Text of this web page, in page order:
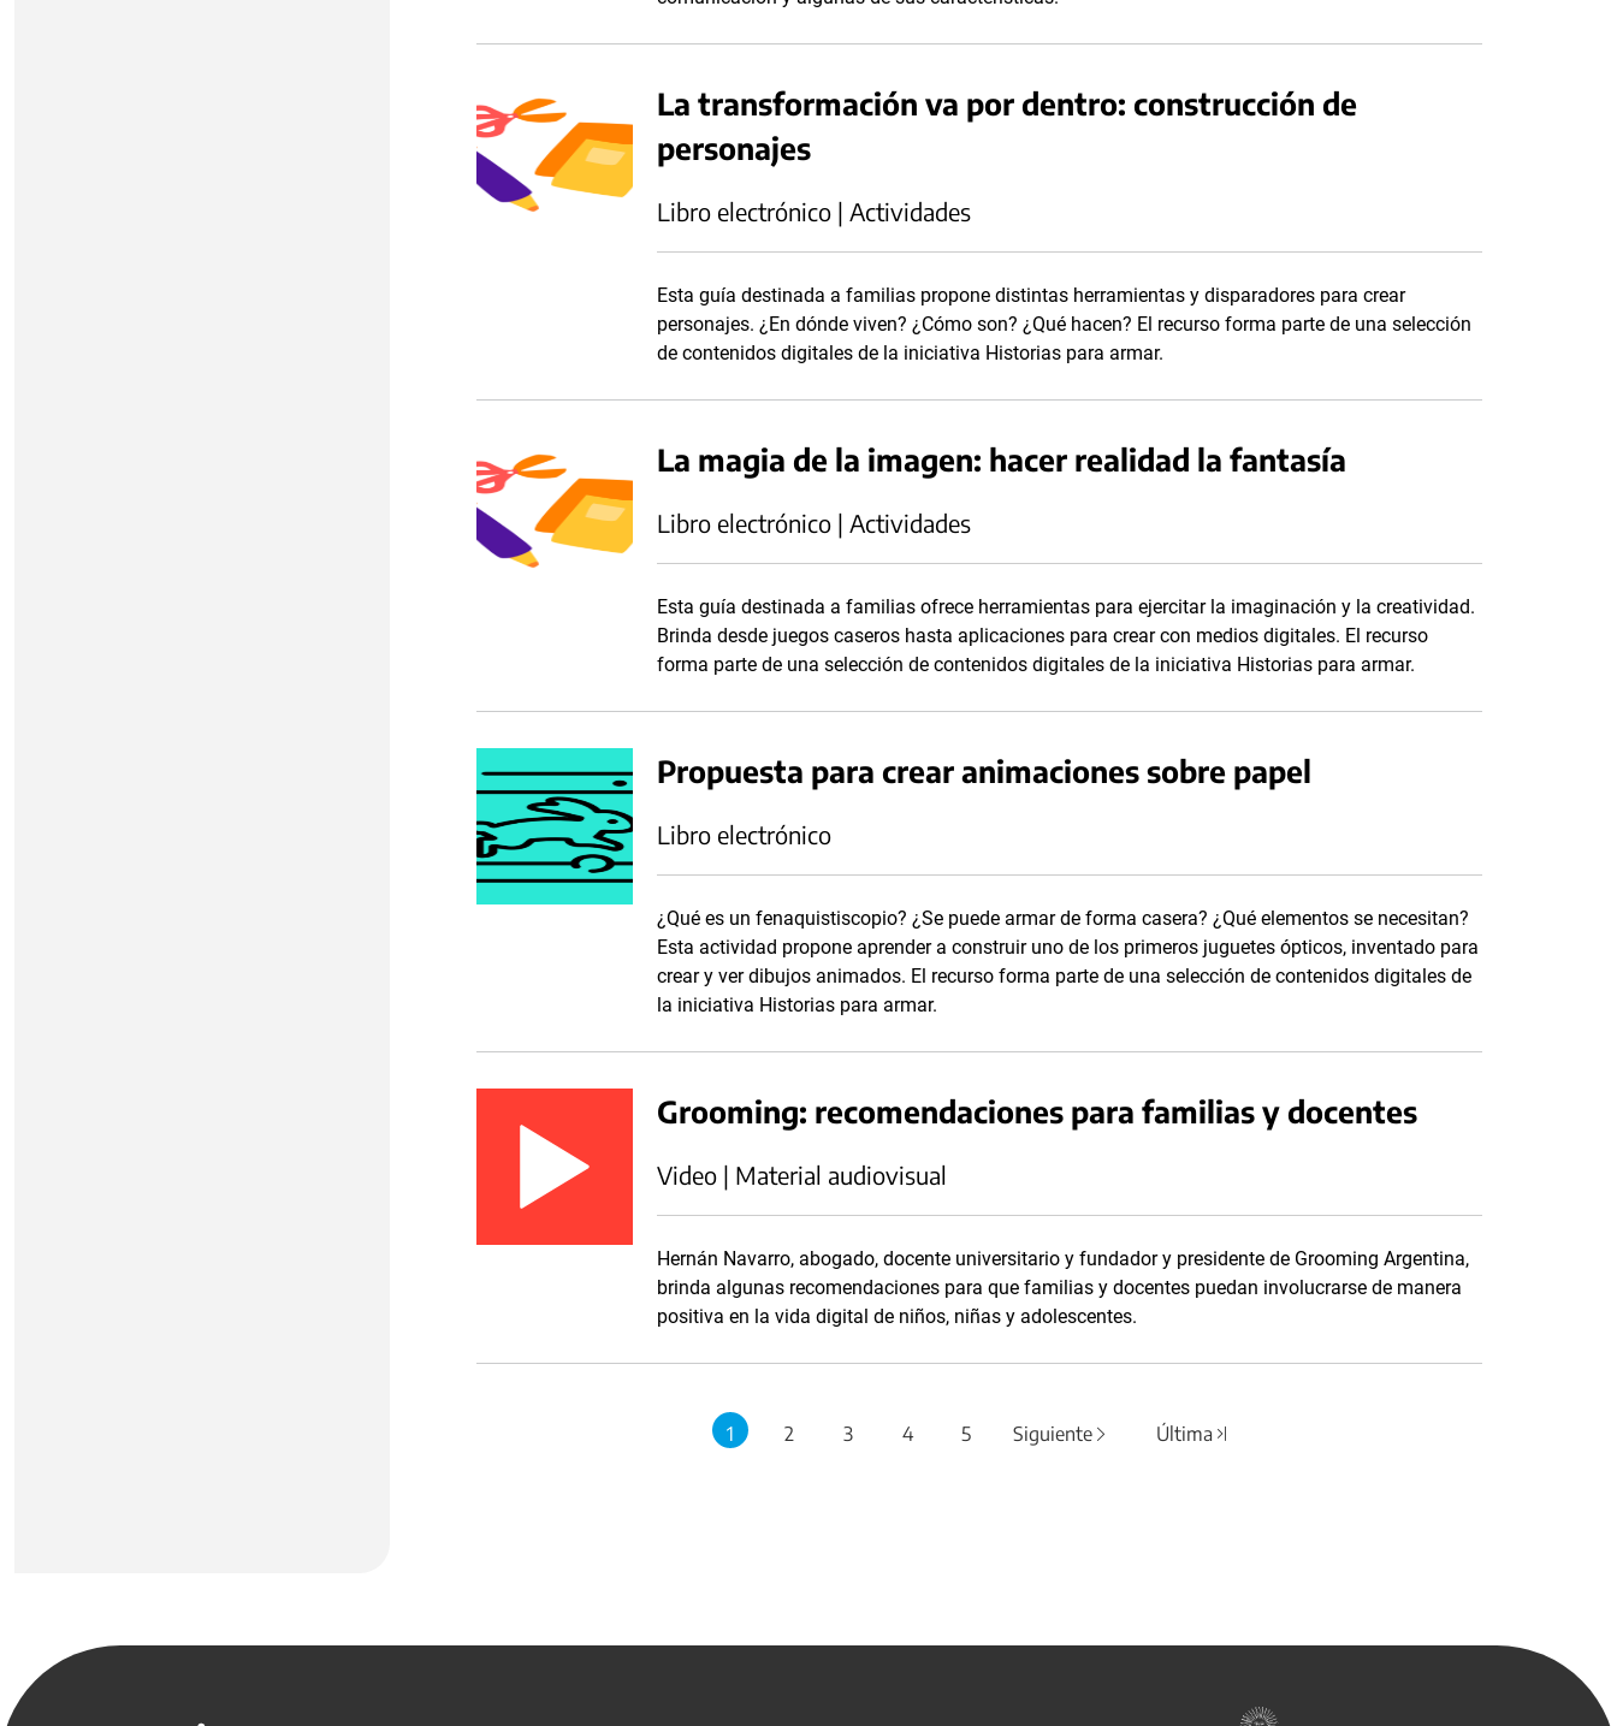
La transformación va por dentro: construcción de
personajes
Libro electrónico | Actividades
Esta guía destinada a familias propone distintas herramientas y disparadores para crear
personajes. ¿En dónde viven? ¿Cómo son? ¿Qué hacen? El recurso forma parte de una selección
de contenidos digitales de la iniciativa Historias para armar.
La magia de la imagen: hacer realidad la fantasía
Libro electrónico | Actividades
Esta guía destinada a familias ofrece herramientas para ejercitar la imaginación y la creatividad.
Brinda desde juegos caseros hasta aplicaciones para crear con medios digitales. El recurso
forma parte de una selección de contenidos digitales de la iniciativa Historias para armar.
Propuesta para crear animaciones sobre papel
Libro electrónico
¿Qué es un fenaquistiscopio? ¿Se puede armar de forma casera? ¿Qué elementos se necesitan?
Esta actividad propone aprender a construir uno de los primeros juguetes ópticos, inventado para
crear y ver dibujos animados. El recurso forma parte de una selección de contenidos digitales de
la iniciativa Historias para armar.
Grooming: recomendaciones para familias y docentes
Video | Material audiovisual
Hernán Navarro, abogado, docente universitario y fundador y presidente de Grooming Argentina,
brinda algunas recomendaciones para que familias y docentes puedan involucrarse de manera
positiva en la vida digital de niños, niñas y adolescentes.
1 2 3 4 5 Siguiente Última